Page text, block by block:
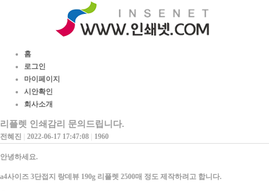
홈
로그인
마이페이지
시안확인
회사소개
리플렛 인쇄감리 문의드립니다.
전혜진 2022-06-17 17:47:08 1960
안녕하세요.
a4사이즈 3단접지 랑데뷰 190g 리플렛 2500매 정도 제작하려고 합니다.